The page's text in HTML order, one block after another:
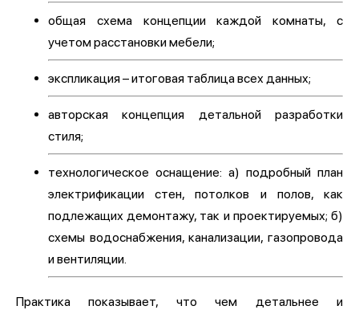
общая схема концепции каждой комнаты, с
учетом расстановки мебели;
экспликация – итоговая таблица всех данных;
авторская концепция детальной разработки
стиля;
технологическое оснащение: а) подробный план
электрификации стен, потолков и полов, как
подлежащих демонтажу, так и проектируемых; б)
схемы водоснабжения, канализации, газопровода
и вентиляции.
Практика показывает, что чем детальнее и